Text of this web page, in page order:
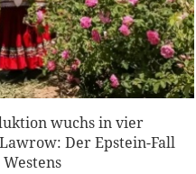
wuchs in vier
Der Epstein-Fall